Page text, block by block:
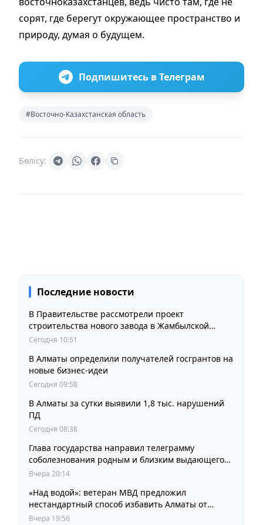
сорят, где берегут окружающее пространство и
природу, думая о будущем.
Подпишитесь в Телеграм
#Восточно-Казахстанская область
Бөлісу:
Последние новости
В Правительстве рассмотрели проект
строительства нового завода в Жамбылской
области
Сегодня 10:51
В Алматы определили получателей госгрантов на
новые бизнес-идеи
Сегодня 09:58
В Алматы за сутки выявили 1,8 тыс. нарушений
ПД
Сегодня 08:38
Глава государства направил телеграмму
соболезнования родным и близким выдающегося
кинорежиссера Ардака Амиркулова
Вчера 20:14
«Над водой»: ветеран МВД предложил
нестандартный способ избавить Алматы от
пробок и смога
Вчера 19:56